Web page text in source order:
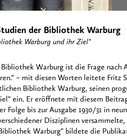
der Bibliothek Warburg
Warburg und ihr Ziel"
Warburg ist die Frage nach
– mit diesen Worten leitete Fritz
Bibliothek Warburg, seinen
ein. Er eröffnete mit diesem
Folge bis zur Ausgabe 1930/31 in
Disziplinen
Warburg” bildete die